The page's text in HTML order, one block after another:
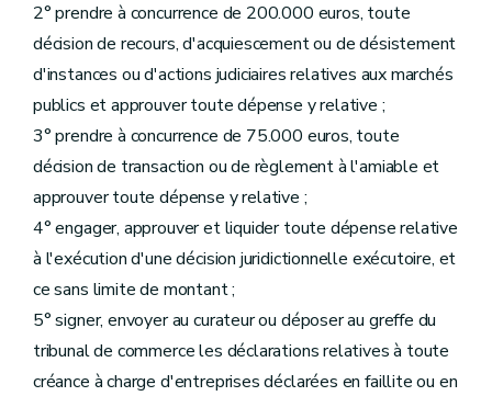
2° prendre à concurrence de 200.000 euros, toute
décision de recours, d'acquiescement ou de désistement
d'instances ou d'actions judiciaires relatives aux marchés
publics et approuver toute dépense y relative ;
3° prendre à concurrence de 75.000 euros, toute
décision de transaction ou de règlement à l'amiable et
approuver toute dépense y relative ;
4° engager, approuver et liquider toute dépense relative
à l'exécution d'une décision juridictionnelle exécutoire, et
ce sans limite de montant ;
5° signer, envoyer au curateur ou déposer au greffe du
tribunal de commerce les déclarations relatives à toute
créance à charge d'entreprises déclarées en faillite ou en